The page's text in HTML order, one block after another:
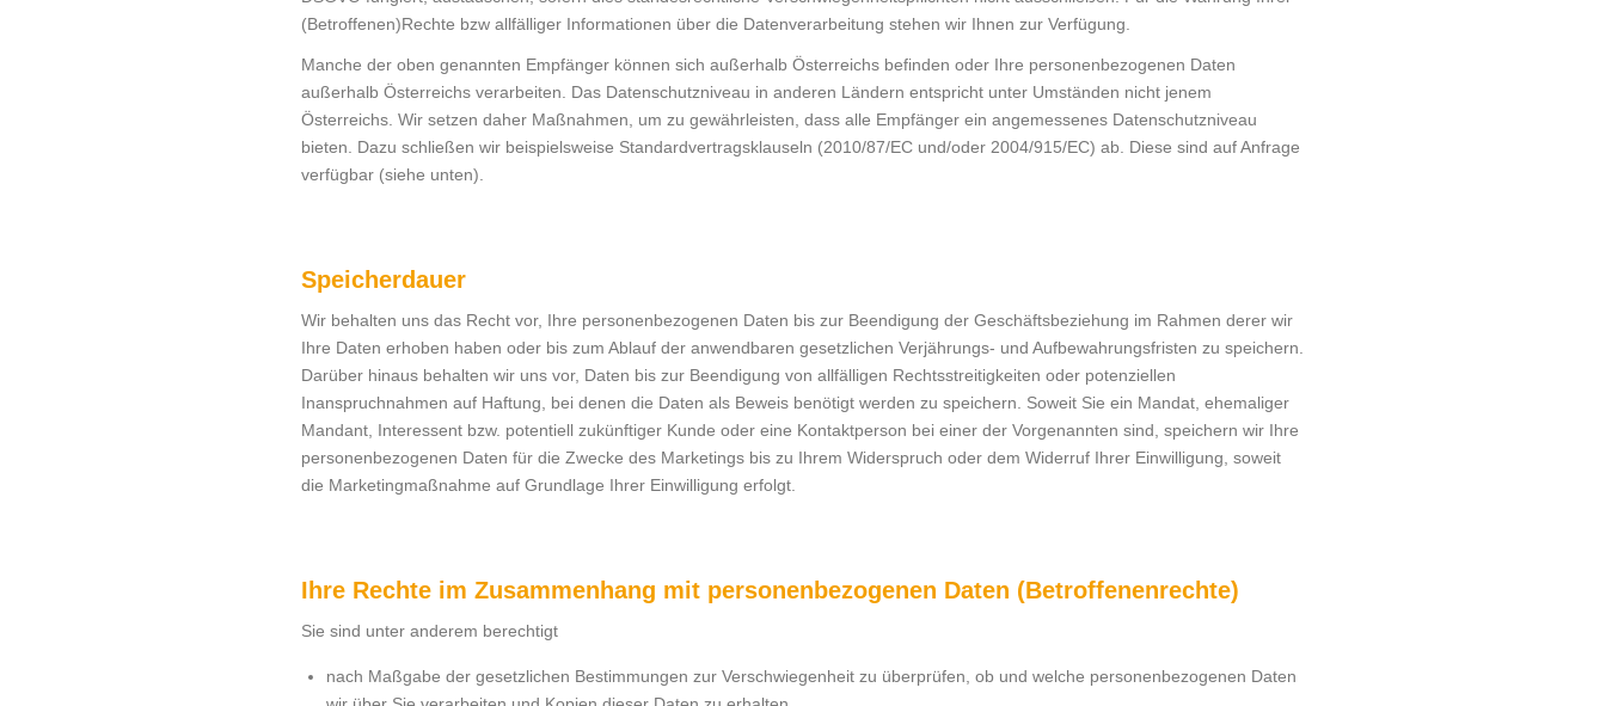
(Betroffenen)Rechte bzw allfälliger Informationen über die Datenverarbeitung stehen wir Ihnen zur Verfügung.
Manche der oben genannten Empfänger können sich außerhalb Österreichs befinden oder Ihre personenbezogenen Daten
außerhalb Österreichs verarbeiten. Das Datenschutzniveau in anderen Ländern entspricht unter Umständen nicht jenem
Österreichs. Wir setzen daher Maßnahmen, um zu gewährleisten, dass alle Empfänger ein angemessenes Datenschutzniveau
bieten. Dazu schließen wir beispielsweise Standardvertragsklauseln (2010/87/EC und/oder 2004/915/EC) ab. Diese sind auf Anfrage
verfügbar (siehe unten).
Speicherdauer
Wir behalten uns das Recht vor, Ihre personenbezogenen Daten bis zur Beendigung der Geschäftsbeziehung im Rahmen derer wir
Ihre Daten erhoben haben oder bis zum Ablauf der anwendbaren gesetzlichen Verjährungs- und Aufbewahrungsfristen zu speichern.
Darüber hinaus behalten wir uns vor, Daten bis zur Beendigung von allfälligen Rechtsstreitigkeiten oder potenziellen
Inanspruchnahmen auf Haftung, bei denen die Daten als Beweis benötigt werden zu speichern. Soweit Sie ein Mandat, ehemaliger
Mandant, Interessent bzw. potentiell zukünftiger Kunde oder eine Kontaktperson bei einer der Vorgenannten sind, speichern wir Ihre
personenbezogenen Daten für die Zwecke des Marketings bis zu Ihrem Widerspruch oder dem Widerruf Ihrer Einwilligung, soweit
die Marketingmaßnahme auf Grundlage Ihrer Einwilligung erfolgt.
Ihre Rechte im Zusammenhang mit personenbezogenen Daten (Betroffenenrechte)
Sie sind unter anderem berechtigt
nach Maßgabe der gesetzlichen Bestimmungen zur Verschwiegenheit zu überprüfen, ob und welche personenbezogenen Daten